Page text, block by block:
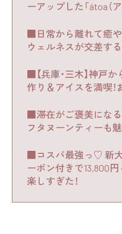
ーアップした「átoa（ア
■日常から離れて癒
ウェルネスが交差す
■【兵庫・三木】神戸
作り＆アイスを満喫！
■滞在がご褒美になる
フタヌーンティーも
■コスパ最強っ♡ 新
ーポン付きで13,800円
楽しすぎた！